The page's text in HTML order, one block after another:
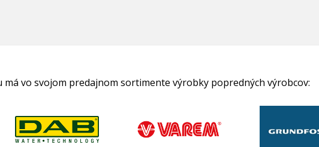
má vo svojom predajnom sortimente výrobky popredných výrobcov: